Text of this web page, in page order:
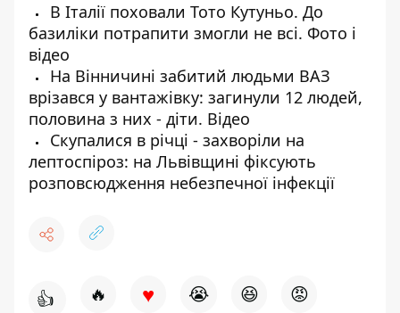
В Італії поховали Тото Кутуньо. До
базиліки потрапити змогли не всі. Фото і
відео
На Вінничині забитий людьми ВАЗ
врізався у вантажівку: загинули 12 людей,
половина з них - діти. Відео
Скупалися в річці - захворіли на
лептоспіроз: на Львівщині фіксують
розповсюдження небезпечної інфекції
👍 🔥 ♥ 😭 😆 😡